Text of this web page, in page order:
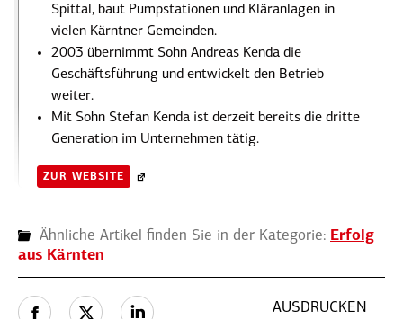
Spittal, baut Pumpsta­tionen und Kläran­lagen in
vielen Kärntner Gemeinden.
2003 übernimmt Sohn Andreas Kenda die
Geschäfts­führung und entwi­ckelt den Betrieb
weiter.
Mit Sohn Stefan Kenda ist derzeit bereits die dritte
Generation im Unter­nehmen tätig.
ZUR WEBSITE
Ähnliche Artikel finden Sie in der Kategorie: Erfolg
aus Kärnten
AUSDRUCKEN